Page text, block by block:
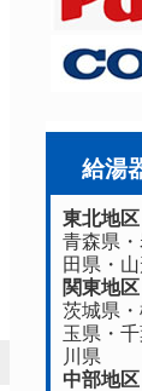
給湯
東北地区
青森県 ・
田県 ・
関東地区
茨城県 ・
玉県 ・
川県
中部地区